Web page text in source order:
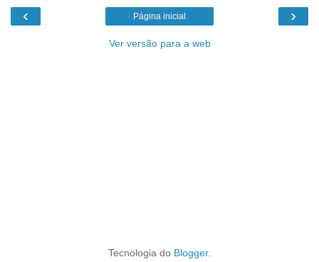
‹ ›
Página inicial
Ver versão para a web
Tecnologia do Blogger.